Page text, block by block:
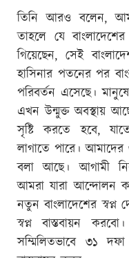
তিনি আরও বলেন,
তাহলে যে
গিয়েছেন, সেই
হাসিনার পতনের পর
পরিবর্তন এসেছে।
এখন উন্মুক্ত অবস্থায়
সৃষ্টি করতে হবে,
লাগাতে পারে। আমাদের
বলা আছে। আগামী
আমরা যারা আন্দোলন
নতুন বাংলাদেশের
স্বপ্ন বাস্তবায়ন
সম্মিলিতভাবে ৩১